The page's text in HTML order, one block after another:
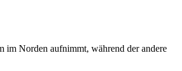
im Norden aufnimmt, während der andere